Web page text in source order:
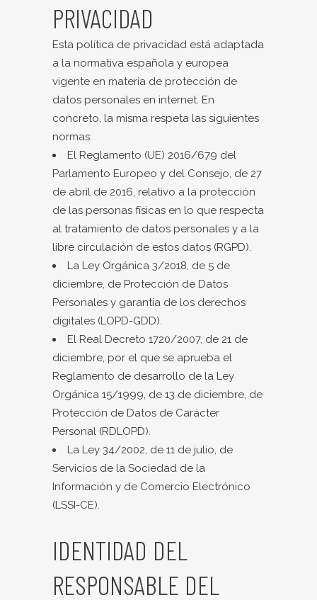
PRIVACIDAD
Esta política de privacidad está adaptada
a la normativa española y europea
vigente en materia de protección de
datos personales en internet. En
concreto, la misma respeta las siguientes
normas:
El Reglamento (UE) 2016/679 del
Parlamento Europeo y del Consejo, de 27
de abril de 2016, relativo a la protección
de las personas físicas en lo que respecta
al tratamiento de datos personales y a la
libre circulación de estos datos (RGPD).
La Ley Orgánica 3/2018, de 5 de
diciembre, de Protección de Datos
Personales y garantía de los derechos
digitales (LOPD-GDD).
El Real Decreto 1720/2007, de 21 de
diciembre, por el que se aprueba el
Reglamento de desarrollo de la Ley
Orgánica 15/1999, de 13 de diciembre, de
Protección de Datos de Carácter
Personal (RDLOPD).
La Ley 34/2002, de 11 de julio, de
Servicios de la Sociedad de la
Información y de Comercio Electrónico
(LSSI-CE).
IDENTIDAD DEL
RESPONSABLE DEL